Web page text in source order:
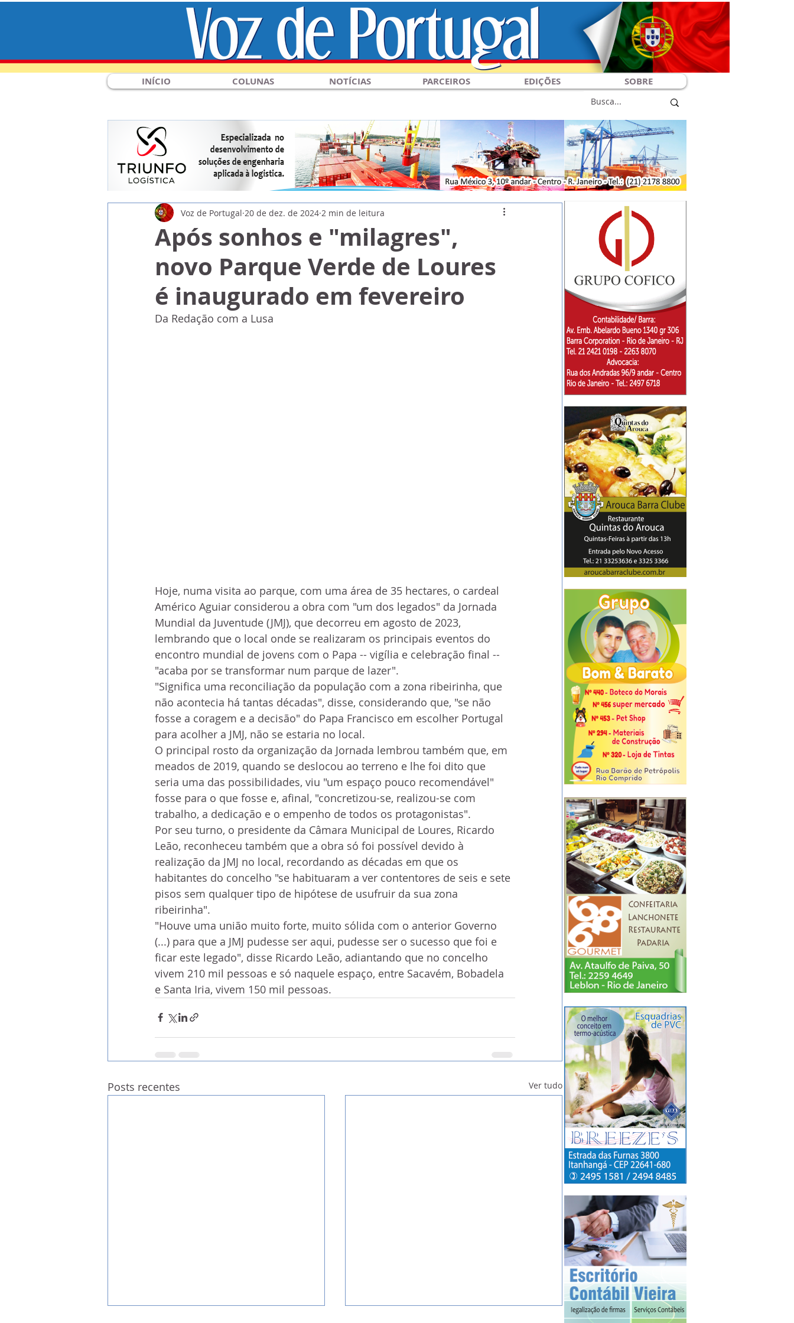
INÍCIO COLUNAS NOTÍCIAS PARCEIROS EDIÇÕES SOBRE
Após sonhos e "milagres",
novo Parque Verde de Loures
é inaugurado em fevereiro
Voz de Portugal 20 de dez. de 2024 2 min de leitura
Da Redação com a Lusa
Hoje, numa visita ao parque, com uma área de 35 hectares, o cardeal
Américo Aguiar considerou a obra com "um dos legados" da Jornada
Mundial da Juventude (JMJ), que decorreu em agosto de 2023,
lembrando que o local onde se realizaram os principais eventos do
encontro mundial de jovens com o Papa -- vigília e celebração final --
"acaba por se transformar num parque de lazer".
"Significa uma reconciliação da população com a zona ribeirinha, que
não acontecia há tantas décadas", disse, considerando que, "se não
fosse a coragem e a decisão" do Papa Francisco em escolher Portugal
para acolher a JMJ, não se estaria no local.
O principal rosto da organização da Jornada lembrou também que, em
meados de 2019, quando se deslocou ao terreno e lhe foi dito que
seria uma das possibilidades, viu "um espaço pouco recomendável"
fosse para o que fosse e, afinal, "concretizou-se, realizou-se com
trabalho, a dedicação e o empenho de todos os protagonistas".
Por seu turno, o presidente da Câmara Municipal de Loures, Ricardo
Leão, reconheceu também que a obra só foi possível devido à
realização da JMJ no local, recordando as décadas em que os
habitantes do concelho "se habituaram a ver contentores de seis e sete
pisos sem qualquer tipo de hipótese de usufruir da sua zona
ribeirinha".
"Houve uma união muito forte, muito sólida com o anterior Governo
(...) para que a JMJ pudesse ser aqui, pudesse ser o sucesso que foi e
ficar este legado", disse Ricardo Leão, adiantando que no concelho
vivem 210 mil pessoas e só naquele espaço, entre Sacavém, Bobadela
e Santa Iria, vivem 150 mil pessoas.
Posts recentes Ver tudo